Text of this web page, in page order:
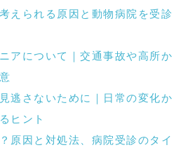
えられる原因と動物病院を受診
アについて｜交通事故や高所か
逃さないために｜日常の変化か
ヒント
原因と対処法、病院受診のタイ